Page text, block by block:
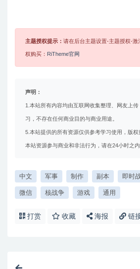
主题授权提示： 请在后台主题设置-主题授权-激
权购买： RiTheme官网
声明：
1.本站所有内容均由互联网收集整理、网友上
习，不存在任何商业目的与商业用途。
5.本站提供的所有资源仅供参考学习使用，版
本站资源参与商业和非法行为，请在24小时之
中文 军事 制作 副本 即时
微信 核战争 游戏 通用
打赏 收藏 海报 链